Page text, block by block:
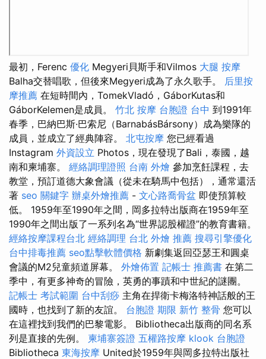
最初，Ferenc 優化 Megyeri貝斯手和Vilmos 大腿 按摩
Balha交替唱歌，但後來Megyeri成為了永久歌手。 后里按
摩推薦 在短時間內，TomekVladó，GáborKutas和
GáborKelemen是成員。 竹北 按摩 台胞證 台中 到1991年
春季，巴納巴斯·巴索尼（BarnabásBársony）成為樂隊的
成員，並成立了經典陣容。 北屯按摩 您已經看過
Instagram 外資設立 Photos，現在發現了Bali，泰國，越
南和柬埔寨。 經絡調理證照 台南 外燴 參加烹飪課程，去
教堂，預訂道德大象會議（從未在騎馬中包括），通常還活
著 seo 關鍵字 辦桌外燴推薦 - 文心路喬骨盆 即使預算較
低。 1959年至1990年之間，岡多拉特出版商在1959年至
1990年之間出版了一系列名為“世界認股權證”的教育書籍。
經絡按摩課程台北 經絡調理 台北 外燴 推薦 搜尋引擎優化
台中排毒推薦 seo點擊軟體價格 新劇集返回亞瑟王和圓桌
會議的M2兒童頻道屏幕。 外燴佈置 記帳士 推薦書 在第二
季中，有更多神奇的冒險，英勇的事蹟和中世紀的謎團。
記帳士 考試範圍 台中刮痧 主角在捍衛卡梅洛特神話般的王
國時，也找到了新的友誼。 台胞證 期限 新竹 整骨 您可以
在這裡找到我們的巴黎電影。 Bibliotheca出版商的同名系
列是直接的先例。 柬埔寨簽證 五權路按摩 klook 台胞證
Bibliotheca 東海按摩 United於1959年與岡多拉特出版社